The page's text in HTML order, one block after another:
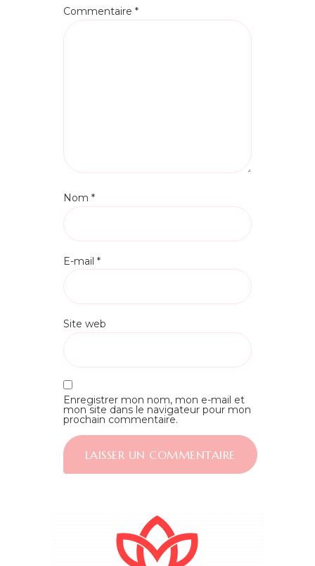
Commentaire *
Nom *
E-mail *
Site web
Enregistrer mon nom, mon e-mail et
mon site dans le navigateur pour mon
prochain commentaire.